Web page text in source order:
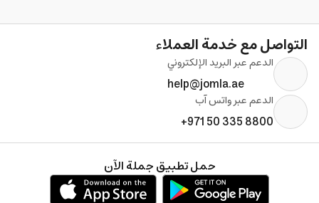
التواصل مع خدمة العملاء
الدعم عبر البريد الإلكتروني
help@jomla.ae
الدعم عبر واتس آب
+971 50 335 8800
حمل تطبيق جملة الآن